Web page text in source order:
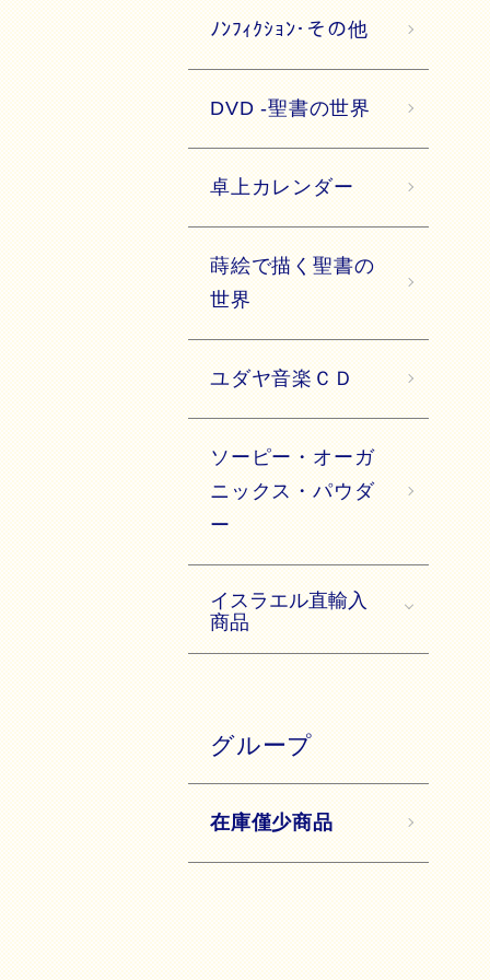
ﾉﾝﾌｨｸｼｮﾝ･その他
DVD -聖書の世界
卓上カレンダー
蒔絵で描く聖書の
世界
ユダヤ音楽ＣＤ
ソーピー・オーガ
ニックス・パウダ
ー
イスラエル直輸入
商品
グループ
在庫僅少商品